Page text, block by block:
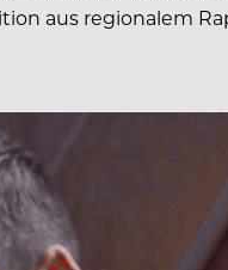
aus regionalem